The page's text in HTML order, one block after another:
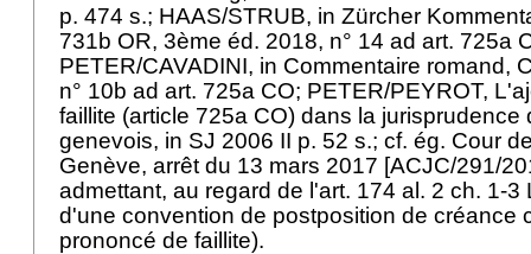
p. 474 s.; HAAS/STRUB, in Zürcher
731b OR, 3ème éd. 2018, n° 14 ad art. 725a
PETER/CAVADINI, in Commentaire romand,
n° 10b ad art. 725a CO; PETER/PEYROT,
faillite (article 725a CO) dans la jurisprudence
genevois, in SJ 2006 II p. 52 s.; cf. ég. Cour
Genève, arrêt du 13 mars 2017 [ACJC/291/
admettant, au regard de l'art. 174 al. 2 ch. 1-3
d'une convention de postposition de créance
prononcé de faillite).